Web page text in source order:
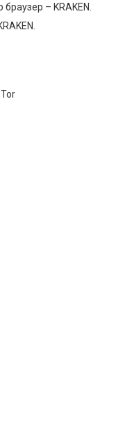
– KRAKEN.